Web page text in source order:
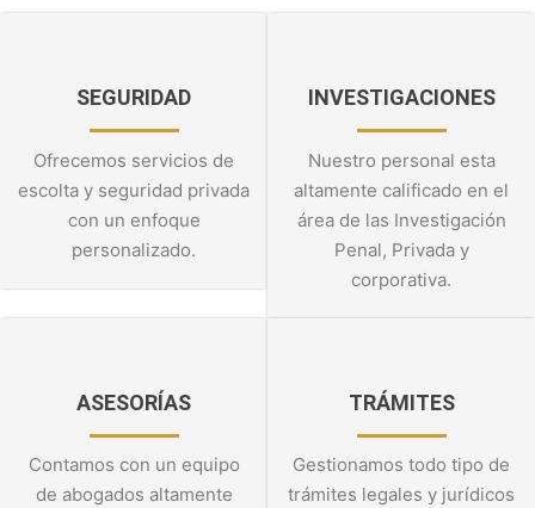
SEGURIDAD
Ofrecemos servicios de
escolta y seguridad privada
con un enfoque
personalizado.
INVESTIGACIONES
Nuestro personal esta
altamente calificado en el
área de las Investigación
Penal, Privada y
corporativa.
ASESORÍAS
Contamos con un equipo
de abogados altamente
TRÁMITES
Gestionamos todo tipo de
trámites legales y jurídicos